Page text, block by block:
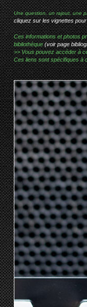
Une question, un rajout, une
cliquez sur les vignettes
Ces informations et photos
bibliothèque(voir page
>> Vous pouvez accéder à
Ces liens sont spécifiques à